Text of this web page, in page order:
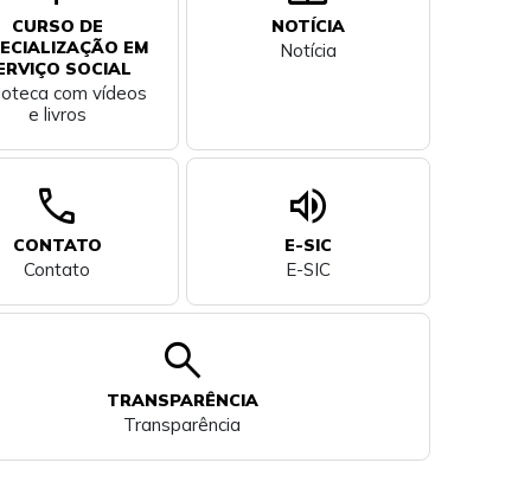
CURSO DE
EM
SOCIAL
com vídeos
e livros
NOTÍCIA
Notícia
call
CONTATO
Contato
volume_up
E-SIC
E-SIC
search
TRANSPARÊNCIA
Transparência